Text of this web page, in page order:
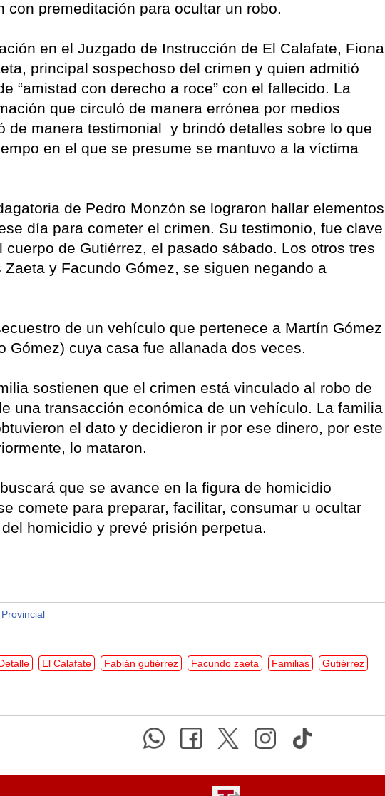
con premeditación para ocultar un robo.
en el Juzgado de Instrucción de El Calafate, Fiona
principal sospechoso del crimen y quien admitió
“amistad con derecho a roce” con el fallecido. La
que circuló de manera errónea por medios
de manera testimonial y brindó detalles sobre lo que
en el que se presume se mantuvo a la víctima
de Pedro Monzón se lograron hallar elementos
día para cometer el crimen. Su testimonio, fue clave
de Gutiérrez, el pasado sábado. Los otros tres
y Facundo Gómez, se siguen negando a
de un vehículo que pertenece a Martín Gómez
Gómez) cuya casa fue allanada dos veces.
sostienen que el crimen está vinculado al robo de
una transacción económica de un vehículo. La familia
el dato y decidieron ir por ese dinero, por este
lo mataron.
que se avance en la figura de homicidio
comete para preparar, facilitar, consumar u ocultar
homicidio y prevé prisión perpetua.
El Calafate Fabián gutiérrez Facundo zaeta Familias
Gutiérrez